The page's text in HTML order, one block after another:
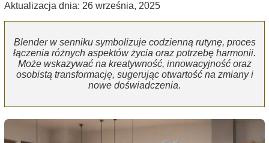
Aktualizacja dnia: 26 września, 2025
Blender w senniku symbolizuje codzienną rutynę, proces
łączenia różnych aspektów życia oraz potrzebę harmonii.
Może wskazywać na kreatywność, innowacyjność oraz
osobistą transformację, sugerując otwartość na zmiany i
nowe doświadczenia.